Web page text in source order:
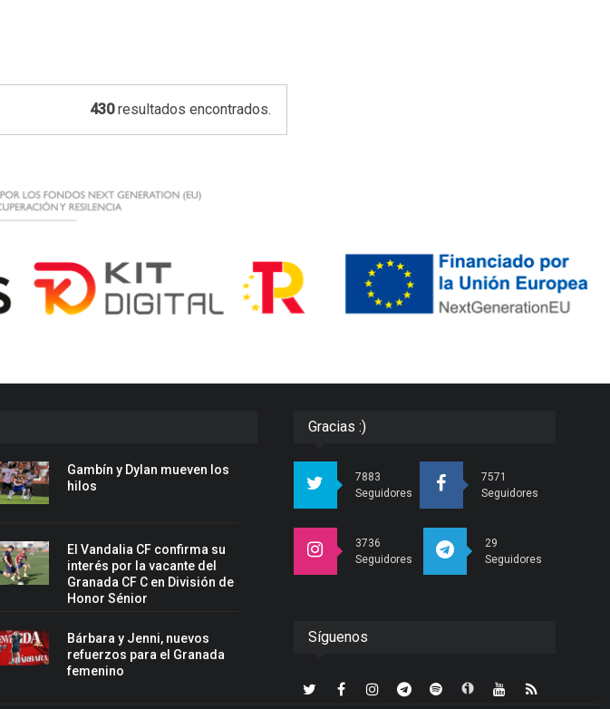
430resultados encontrados.
Gambín y Dylan mueven los
hilos
El Vandalia CF confirma su
interés por la vacante del
Granada CF C en División de
Honor Sénior
Bárbara y Jenni, nuevos
refuerzos para el Granada
femenino
Gracias :)
7883
Seguidores
7571
Seguidores
3736
Seguidores
29
Seguidores
Síguenos